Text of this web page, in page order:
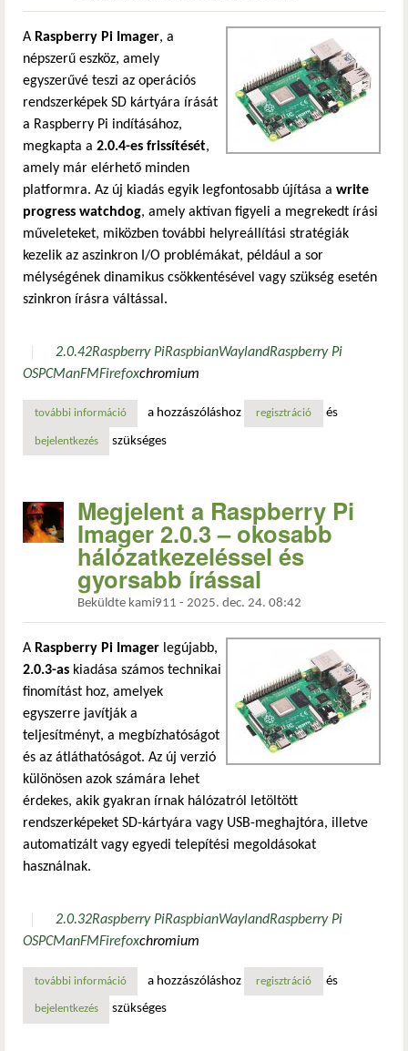
A Raspberry Pi Imager, a
népszerű eszköz, amely
egyszerűvé teszi az operációs
rendszerképek SD kártyára írását
a Raspberry Pi indításához,
megkapta a 2.0.4-es frissítését,
amely már elérhető minden
platformra. Az új kiadás egyik legfontosabb újítása a write
progress watchdog, amely aktívan figyeli a megrekedt írási
műveleteket, miközben további helyreállítási stratégiák
kezelik az aszinkron I/O problémákat, például a sor
mélységének dinamikus csökkentésével vagy szükség esetén
szinkron írásra váltással.
2.0.42Raspberry PiRaspbianWaylandRaspberry Pi
OSPCManFMFirefoxchromium
további információraspberry pi imager 2.0.4: megbízhatóbb írás és nagyobb
a hozzászóláshoz regisztráció és
bejelentkezés szükséges
Megjelent a Raspberry Pi
Imager 2.0.3 – okosabb
hálózatkezeléssel és
gyorsabb írással
Beküldte kami911 - 2025. dec. 24. 08:42
A Raspberry Pi Imager legújabb,
2.0.3-as kiadása számos technikai
finomítást hoz, amelyek
egyszerre javítják a
teljesítményt, a megbízhatóságot
és az átláthatóságot. Az új verzió
különösen azok számára lehet
érdekes, akik gyakran írnak hálózatról letöltött
rendszerképeket SD-kártyára vagy USB-meghajtóra, illetve
automatizált vagy egyedi telepítési megoldásokat
használnak.
2.0.32Raspberry PiRaspbianWaylandRaspberry Pi
OSPCManFMFirefoxchromium
további információmegjelent a raspberry pi imager 2.0.3 – okosabb
a hozzászóláshoz regisztráció és
bejelentkezés szükséges